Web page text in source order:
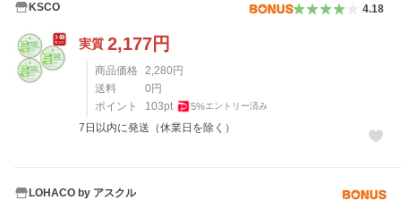
KSCO 4.18
実質 2,177円
商品価格 2,280 円
送料
0 円
ポイント
103pt 5%エントリー済み
7日以内に発送（休業日を除く）
LOHACO by アスクル